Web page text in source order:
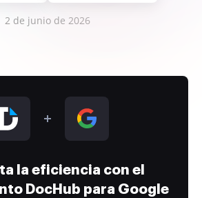
2 de junio de 2026
la eficiencia con el
DocHub para Google